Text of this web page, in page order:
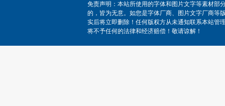
免责声明：本站所使用的字体和图片文字等素材部
的，皆为无意。如您是字体厂商、图片文字厂商等
实后将立即删除！任何版权方从未通知联系本站管
将不予任何的法律和经济赔偿！敬请谅解！